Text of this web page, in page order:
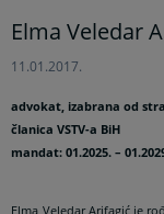
Elma Veledar
11.01.2017.
advokat, izabrana od
članica VSTV-a BiH
mandat: 01.2025. –
Elma Veledar Arifagić je